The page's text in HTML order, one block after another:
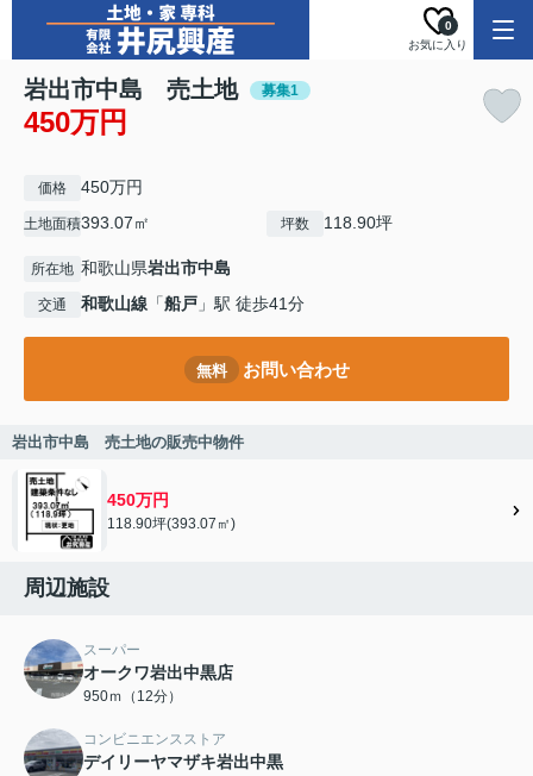
お気に入り
0
岩出市中島 売土地 募集1
450万円
価格 450万円
土地面積393.07㎡ 坪数 118.90坪
所在地 和歌山県岩出市中島
交通 和歌山線 「船戸 」駅 徒歩41分
無料 お問い合わせ
岩出市中島 売土地の販売中物件
450万円
118.90坪(393.07㎡)
周辺施設
スーパー
オークワ岩出中黒店
950ｍ（12分）
コンビニエンスストア
デイリーヤマザキ岩出中黒